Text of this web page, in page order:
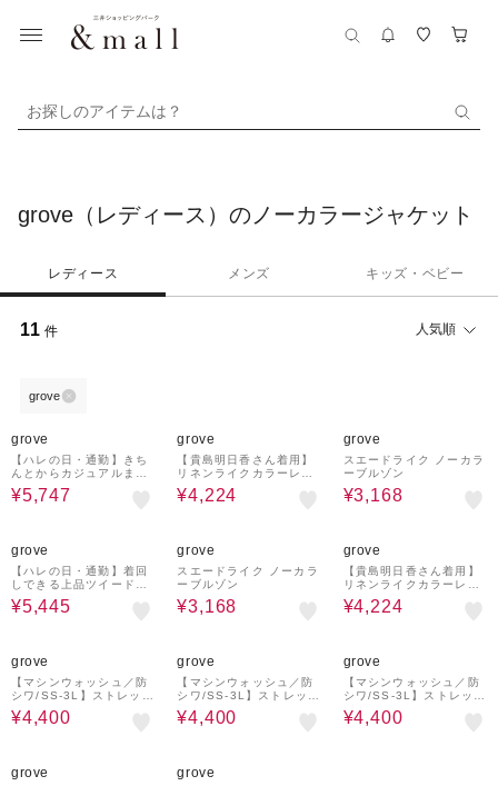
お探しのアイテムは？
grove（レディース）のノーカラージャケット
レディース メンズ キッズ・ベビー
11 件 人気順
grove
grove
【ハレの日・通勤】きち
んとからカジュアルまで
着回せる、ミドル丈ツイ
ードジャケット
¥5,747
grove
【貴島明日香さん着用】
リネンライクカラーレス
ジャケット
¥4,224
grove
スエードライク ノーカラ
ーブルゾン
¥3,168
grove
【ハレの日・通勤】着回
しできる上品ツイードジ
ャケット
¥5,445
grove
スエードライク ノーカラ
ーブルゾン
¥3,168
grove
【貴島明日香さん着用】
リネンライクカラーレス
ジャケット
¥4,224
grove
【マシンウォッシュ／防
シワ/SS-3L】ストレッチ
ノーカラージャケット
¥4,400
grove
【マシンウォッシュ／防
シワ/SS-3L】ストレッチ
ノーカラージャケット
¥4,400
grove
【マシンウォッシュ／防
シワ/SS-3L】ストレッチ
ノーカラージャケット
¥4,400
grove grove